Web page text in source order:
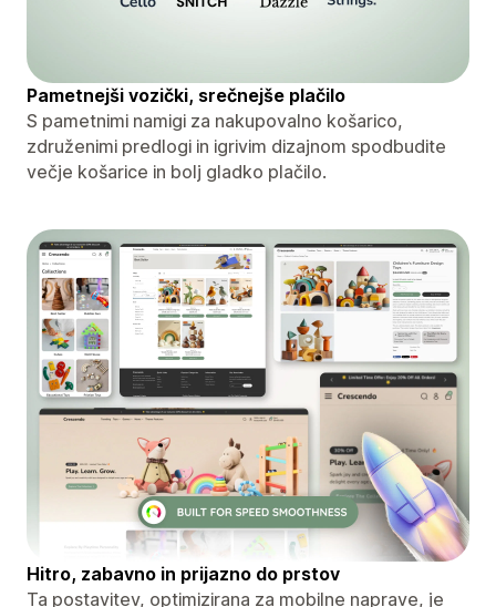
Pametnejši vozički, srečnejše plačilo
S pametnimi namigi za nakupovalno košarico,
združenimi predlogi in igrivim dizajnom spodbudite
večje košarice in bolj gladko plačilo.
Hitro, zabavno in prijazno do prstov
Ta postavitev, optimizirana za mobilne naprave, je